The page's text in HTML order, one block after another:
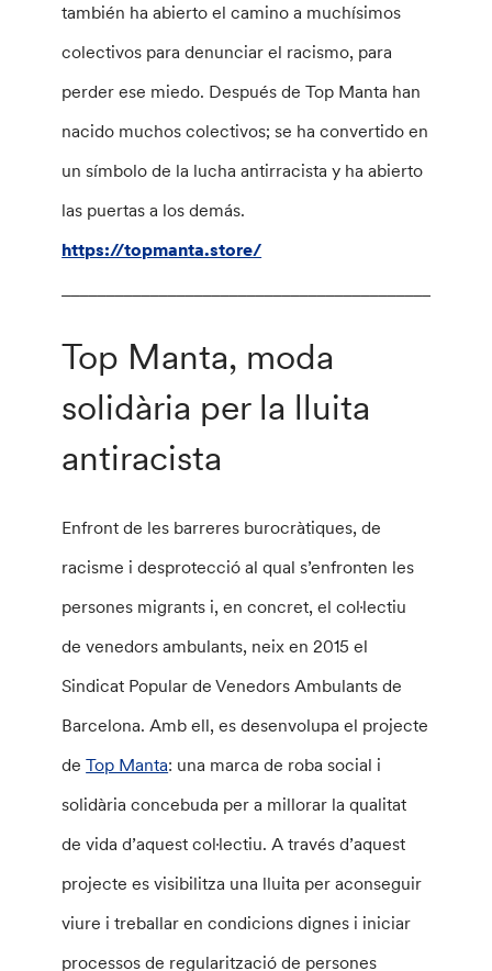
también ha abierto el camino a muchísimos
colectivos para denunciar el racismo, para
perder ese miedo. Después de Top Manta han
nacido muchos colectivos; se ha convertido en
un símbolo de la lucha antirracista y ha abierto
las puertas a los demás.
https://topmanta.store/
Top Manta, moda
solidària per la lluita
antiracista
Enfront de les barreres burocràtiques, de
racisme i desprotecció al qual s’enfronten les
persones migrants i, en concret, el col·lectiu
de venedors ambulants, neix en 2015 el
Sindicat Popular de Venedors Ambulants de
Barcelona. Amb ell, es desenvolupa el projecte
deTop Manta: una marca de roba social i
solidària concebuda per a millorar la qualitat
de vida d’aquest col·lectiu. A través d’aquest
projecte es visibilitza una lluita per aconseguir
viure i treballar en condicions dignes i iniciar
processos de regularització de persones